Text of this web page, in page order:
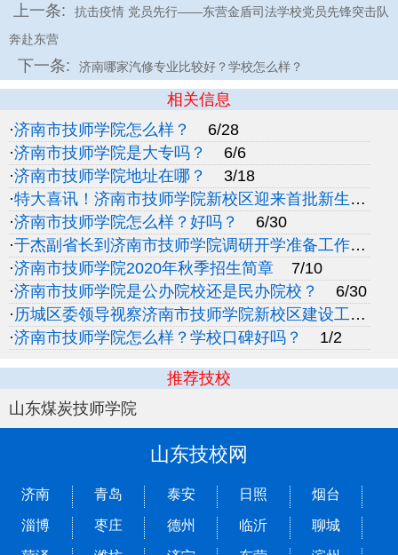
上一条:
抗击疫情 党员先行——东营金盾司法学校党员先锋突击队
奔赴东营
下一条: 济南哪家汽修专业比较好？学校怎么样？
相关信息
·济南市技师学院怎么样？
6/28
·济南市技师学院是大专吗？
6/6
·济南市技师学院地址在哪？
3/18
·特大喜讯！济南市技师学院新校区迎来首批新生啦！
·济南市技师学院怎么样？好吗？
6/30
·于杰副省长到济南市技师学院调研开学准备工作
·济南市技师学院2020年秋季招生简章
7/10
·济南市技师学院是公办院校还是民办院校？
6/30
· 历城区委领导视察济南市技师学院新校区建设工地
·济南市技师学院怎么样？学校口碑好吗？ 1/2
推荐技校
山东煤炭技师学院
山东技校网
济南 青岛 泰安 日照 烟台
淄博 枣庄 德州 临沂 聊城